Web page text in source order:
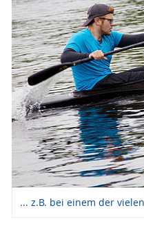
... z.B. bei einem der